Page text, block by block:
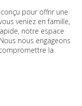
pour offrir une
veniez en famille,
notre espace
nous engageons
la